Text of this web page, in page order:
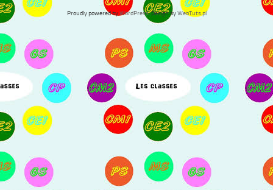
Proudly powered byWordPress. Design byWebTuts.pl